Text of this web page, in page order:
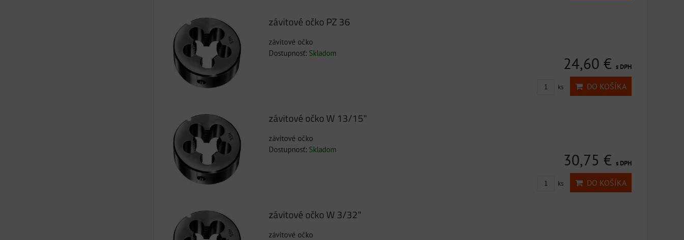
závitové očko PZ 36
závitové očko
Dostupnosť: Skladom
24,60 € s DPH
ks DO KOŠÍKA
závitové očko W 13/15"
závitové očko
Dostupnosť: Skladom
30,75 € s DPH
ks DO KOŠÍKA
závitové očko W 3/32"
závitové očko